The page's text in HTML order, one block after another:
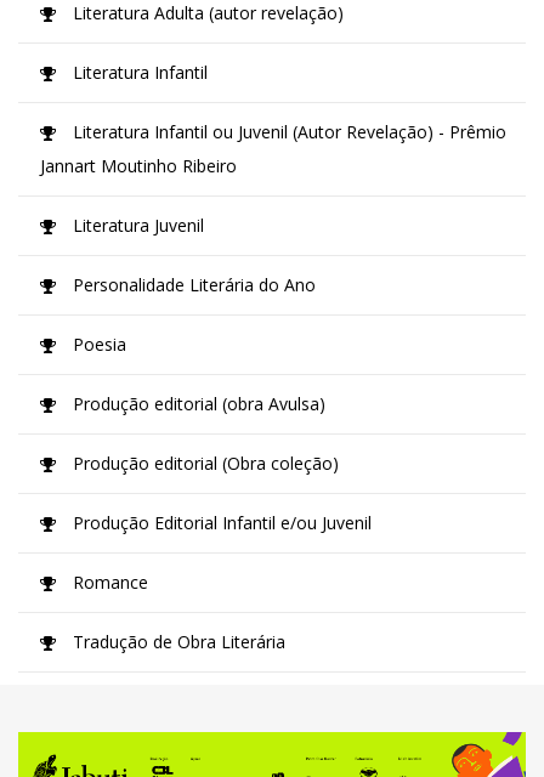
Literatura Adulta (autor revelação)
Literatura Infantil
Literatura Infantil ou Juvenil (Autor Revelação) - Prêmio
Jannart Moutinho Ribeiro
Literatura Juvenil
Personalidade Literária do Ano
Poesia
Produção editorial (obra Avulsa)
Produção editorial (Obra coleção)
Produção Editorial Infantil e/ou Juvenil
Romance
Tradução de Obra Literária